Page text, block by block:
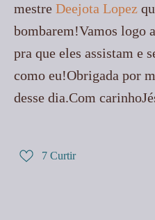
mestre Deejota Lopez
bombarem!Vamos logo
pra que eles assistam e
como eu!Obrigada por
desse dia.Com
7 Curtir